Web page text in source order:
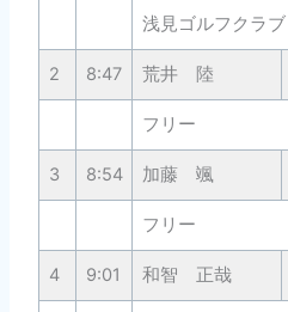
浅見ゴルフクラブ
2 8:47 荒井 陸
フリー
3 8:54 加藤 颯
フリー
4 9:01 和智 正哉